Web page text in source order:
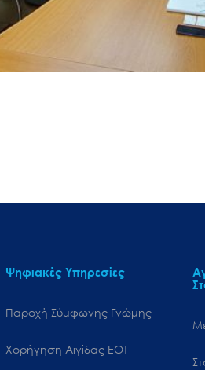
Ψηφιακές Υπηρεσίες
Παροχή Σύμφωνης Γνώμης
Χορήγηση Αιγίδας ΕΟΤ